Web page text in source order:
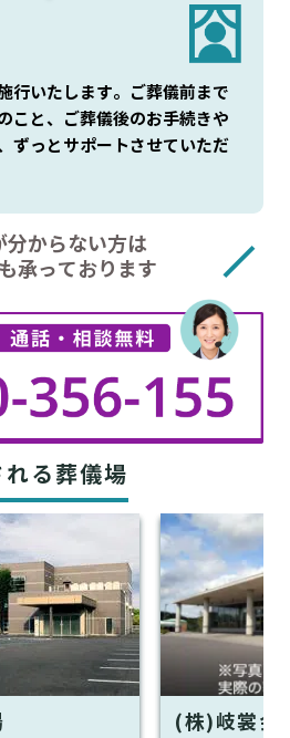
行いたします。ご葬儀前まで
こと、ご葬儀後のお手続きや
ずっとサポートさせていただ
分からない方は
承っております
る葬儀場
(株)岐裳会